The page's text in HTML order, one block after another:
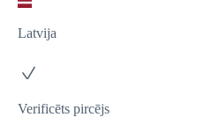
Latvija
Verificēts pircējs